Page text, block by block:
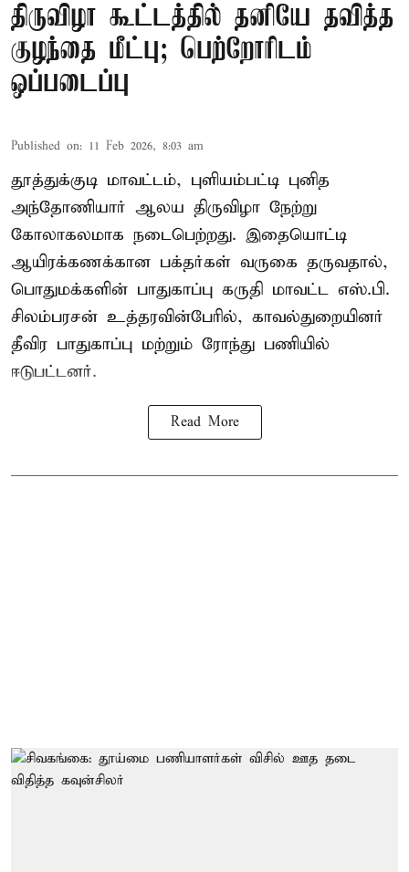
திருவிழா கூட்டத்தில் தனியே தவித்த
குழந்தை மீட்பு; பெற்றோரிடம்
ஒப்படைப்பு
Published on: 11 Feb 2026, 8:03 am
தூத்துக்குடி மாவட்டம், புளியம்பட்டி புனித
அந்தோணியார் ஆலய திருவிழா நேற்று
கோலாகலமாக நடைபெற்றது. இதையொட்டி
ஆயிரக்கணக்கான பக்தர்கள் வருகை தருவதால்,
பொதுமக்களின் பாதுகாப்பு கருதி மாவட்ட எஸ்.பி.
சிலம்பரசன் உத்தரவின்பேரில், காவல்துறையினர்
தீவிர பாதுகாப்பு மற்றும் ரோந்து பணியில்
ஈடுபட்டனர்.
Read More